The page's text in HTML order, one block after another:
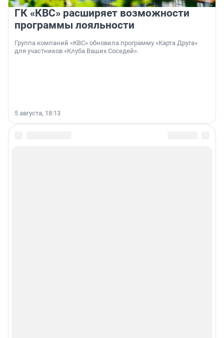
ГК «КВС» расширяет возможности
программы лояльности
Группа компаний «КВС» обновила программу «Карта Друга»
для участников «Клуба Ваших Соседей».
5 августа, 18:13